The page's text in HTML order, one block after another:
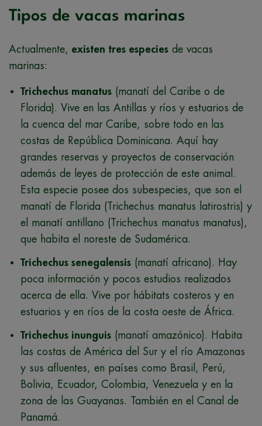
Tipos de vacas marinas
Actualmente, existen tres especies de vacas
marinas:
Trichechus manatus (manatí del Caribe o de
Florida). Vive en las Antillas y ríos y estuarios de
la cuenca del mar Caribe, sobre todo en las
costas de República Dominicana. Aquí hay
grandes reservas y proyectos de conservación
además de leyes de protección de este animal.
Esta especie posee dos subespecies, que son el
manatí de Florida (Trichechus manatus latirostris) y
el manatí antillano (Trichechus manatus manatus),
que habita el noreste de Sudamérica.
Trichechus senegalensis (manatí africano). Hay
poca información y pocos estudios realizados
acerca de ella. Vive por hábitats costeros y en
estuarios y en ríos de la costa oeste de África.
Trichechus inunguis (manatí amazónico). Habita
las costas de América del Sur y el río Amazonas
y sus afluentes, en países como Brasil, Perú,
Bolivia, Ecuador, Colombia, Venezuela y en la
zona de las Guayanas. También en el Canal de
Panamá.